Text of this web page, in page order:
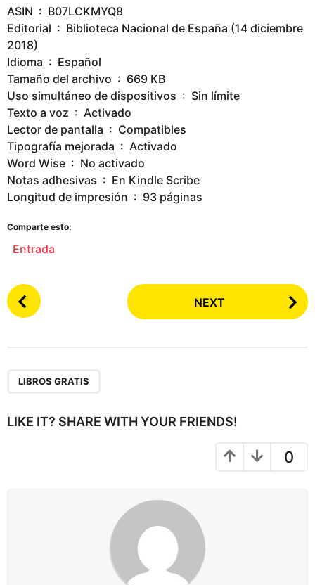
ASIN ‏ : ‎ B07LCKMYQ8
Editorial ‏ : ‎ Biblioteca Nacional de España (14 diciembre
2018)
Idioma ‏ : ‎ Español
Tamaño del archivo ‏ : ‎ 669 KB
Uso simultáneo de dispositivos ‏ : ‎ Sin límite
Texto a voz ‏ : ‎ Activado
Lector de pantalla ‏ : ‎ Compatibles
Tipografía mejorada ‏ : ‎ Activado
Word Wise ‏ : ‎ No activado
Notas adhesivas ‏ : ‎ En Kindle Scribe
Longitud de impresión ‏ : ‎ 93 páginas
Comparte esto:
Entrada
P
o
i
NEXT
LIBROS GRATIS
LIKE IT? SHARE WITH YOUR FRIENDS!
0